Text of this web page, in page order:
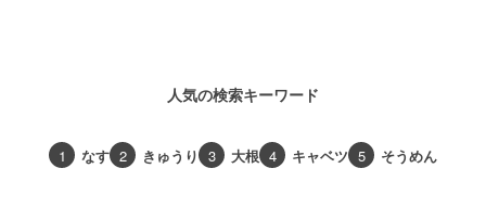
人気の検索キーワード
1 なす 2 きゅうり 3 大根 4 キャベツ 5 そうめん